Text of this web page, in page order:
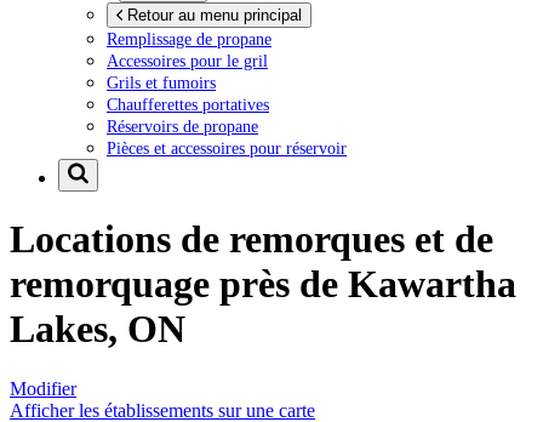
Retour au menu principal
Remplissage de propane
Accessoires pour le gril
Grils et fumoirs
Chaufferettes portatives
Réservoirs de propane
Pièces et accessoires pour réservoir
Locations de remorques et de
remorquage près de Kawartha
Lakes, ON
Modifier
Afficher les établissements sur une carte